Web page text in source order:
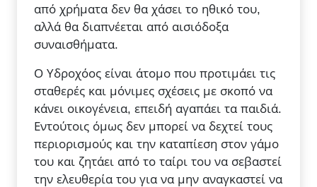
από χρήματα δεν θα χάσει το ηθικό του,
αλλά θα διαπνέεται από αισιόδοξα
συναισθήματα.
Ο Υδροχόος είναι άτομο που προτιμάει τις
σταθερές και μόνιμες σχέσεις με σκοπό να
κάνει οικογένεια, επειδή αγαπάει τα παιδιά.
Εντούτοις όμως δεν μπορεί να δεχτεί τους
περιορισμούς και την καταπίεση στον γάμο
του και ζητάει από το ταίρι του να σεβαστεί
την ελευθερία του για να μην αναγκαστεί να